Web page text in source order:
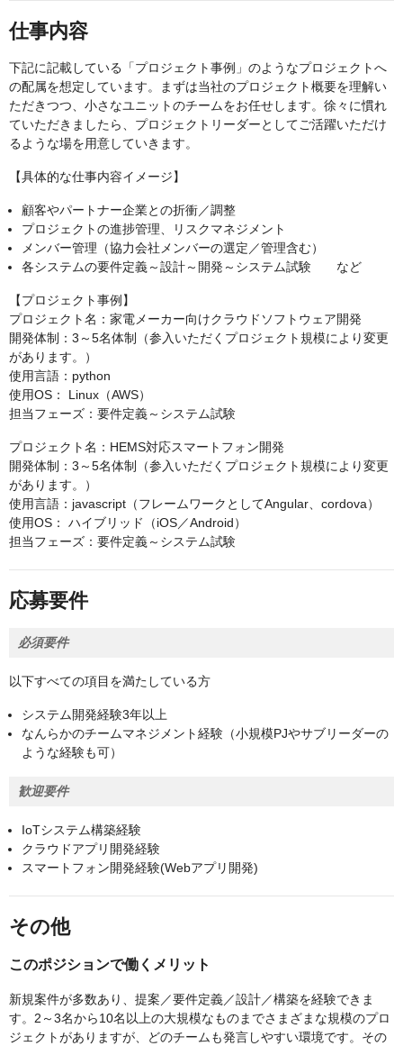
仕事内容
下記に記載している「プロジェクト事例」のようなプロジェクトへ
の配属を想定しています。まずは当社のプロジェクト概要を理解い
ただきつつ、小さなユニットのチームをお任せします。徐々に慣れ
ていただきましたら、プロジェクトリーダーとしてご活躍いただけ
るような場を用意していきます。
【具体的な仕事内容イメージ】
顧客やパートナー企業との折衝／調整
プロジェクトの進捗管理、リスクマネジメント
メンバー管理（協力会社メンバーの選定／管理含む）
各システムの要件定義～設計～開発～システム試験 など
【プロジェクト事例】
プロジェクト名：家電メーカー向けクラウドソフトウェア開発
開発体制：3～5名体制（参入いただくプロジェクト規模により変更
があります。）
使用言語：python
使用OS： Linux（AWS）
担当フェーズ：要件定義～システム試験
プロジェクト名：HEMS対応スマートフォン開発
開発体制：3～5名体制（参入いただくプロジェクト規模により変更
があります。）
使用言語：javascript（フレームワークとしてAngular、cordova）
使用OS： ハイブリッド（iOS／Android）
担当フェーズ：要件定義～システム試験
応募要件
必須要件
以下すべての項目を満たしている方
システム開発経験3年以上
なんらかのチームマネジメント経験（小規模PJやサブリーダーの
ような経験も可）
歓迎要件
IoTシステム構築経験
クラウドアプリ開発経験
スマートフォン開発経験(Webアプリ開発)
その他
このポジションで働くメリット
新規案件が多数あり、提案／要件定義／設計／構築を経験できま
す。2～3名から10名以上の大規模なものまでさまざまな規模のプロ
ジェクトがありますが、どのチームも発言しやすい環境です。その